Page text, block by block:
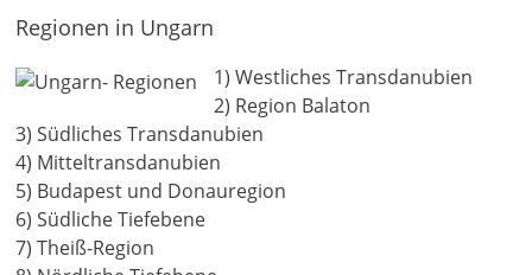
Regionen in Ungarn
1) Westliches Transdanubien
2) Region Balaton
3) Südliches Transdanubien
4) Mitteltransdanubien
5) Budapest und Donauregion
6) Südliche Tiefebene
7) Theiß-Region